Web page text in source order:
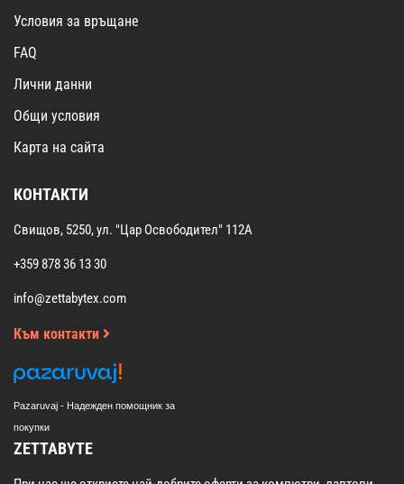
Условия за връщане
FAQ
Лични данни
Общи условия
Карта на сайта
КОНТАКТИ
Свищов, 5250, ул. "Цар Освободител" 112А
+359 878 36 13 30
info@zettabytex.com
Към контакти
Pazaruvaj - Надежден помощник за
покупки
ZETTABYTE